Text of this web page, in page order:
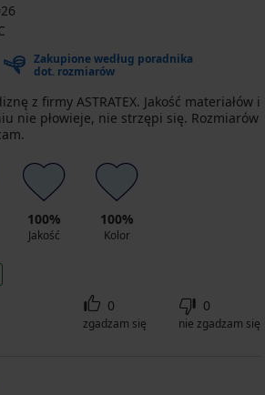
Zakupione według poradnika
dot. rozmiarów
z firmy ASTRATEX. Jakość materiałów i
nie płowieje, nie strzępi się. Rozmiarów
100%
Jakość
100%
Kolor
0
zgadzam się
0
nie zgadzam się